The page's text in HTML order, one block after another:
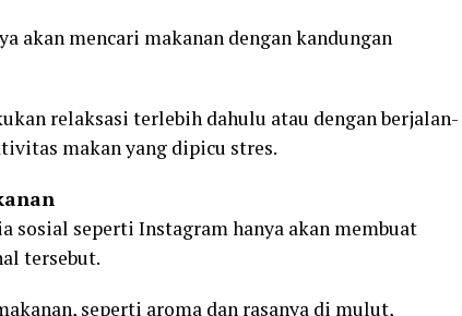
akan mencari makanan dengan kandungan
relaksasi terlebih dahulu atau dengan berjalan-
makan yang dipicu stres.
sosial seperti Instagram hanya akan membuat
tersebut.
seperti aroma dan rasanya di mulut,